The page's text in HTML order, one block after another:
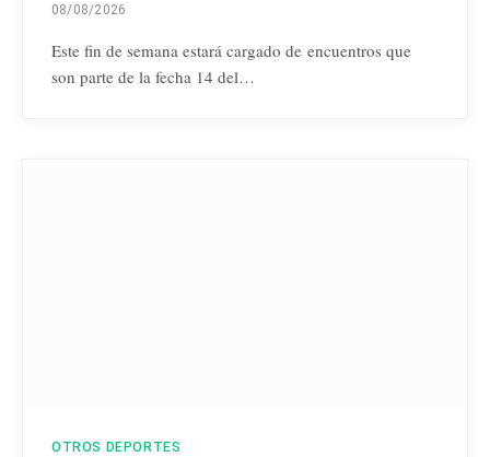
08/08/2026
Este fin de semana estará cargado de encuentros que
son parte de la fecha 14 del…
OTROS DEPORTES